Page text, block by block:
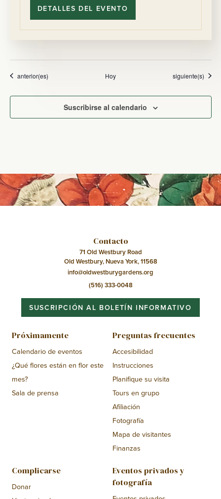
DETALLES DEL EVENTO
TOUR
DEL
Eventos
anterior(es) Hoy Eventos
siguiente(s)
Suscribirse al calendario
Contacto
71 Old Westbury Road
Old Westbury, Nueva York, 11568
info@oldwestburygardens.org
(516) 333-0048
SUSCRIPCIÓN AL BOLETÍN INFORMATIVO
Próximamente
Calendario de eventos
¿Qué flores están en flor este
mes?
Sala de prensa
Preguntas frecuentes
Accesibilidad
Instrucciones
Planifique su visita
Tours en grupo
Afiliación
Fotografía
Mapa de visitantes
Finanzas
Complicarse
Donar
Eventos privados y
fotografía